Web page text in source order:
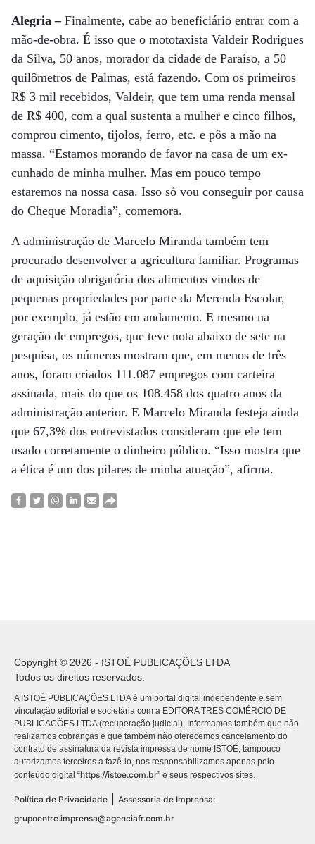
Alegria –Finalmente, cabe ao beneficiário entrar com a
mão-de-obra. É isso que o mototaxista Valdeir Rodrigues
da Silva, 50 anos, morador da cidade de Paraíso, a 50
quilômetros de Palmas, está fazendo. Com os primeiros
R$ 3 mil recebidos, Valdeir, que tem uma renda mensal
de R$ 400, com a qual sustenta a mulher e cinco filhos,
comprou cimento, tijolos, ferro, etc. e pôs a mão na
massa. “Estamos morando de favor na casa de um ex-
cunhado de minha mulher. Mas em pouco tempo
estaremos na nossa casa. Isso só vou conseguir por causa
do Cheque Moradia”, comemora.
A administração de Marcelo Miranda também tem
procurado desenvolver a agricultura familiar. Programas
de aquisição obrigatória dos alimentos vindos de
pequenas propriedades por parte da Merenda Escolar,
por exemplo, já estão em andamento. E mesmo na
geração de empregos, que teve nota abaixo de sete na
pesquisa, os números mostram que, em menos de três
anos, foram criados 111.087 empregos com carteira
assinada, mais do que os 108.458 dos quatro anos da
administração anterior. E Marcelo Miranda festeja ainda
que 67,3% dos entrevistados consideram que ele tem
usado corretamente o dinheiro público. “Isso mostra que
a ética é um dos pilares de minha atuação”, afirma.
Copyright © 2026 - ISTOÉ PUBLICAÇÕES LTDA
Todos os direitos reservados.
A ISTOÉ PUBLICAÇÕES LTDA é um portal digital independente e sem
vinculação editorial e societária com a EDITORA TRES COMÉRCIO DE
PUBLICACÕES LTDA (recuperação judicial). Informamos também que não
realizamos cobranças e que também não oferecemos cancelamento do
contrato de assinatura da revista impressa de nome ISTOÉ, tampouco
autorizamos terceiros a fazê-lo, nos responsabilizamos apenas pelo
conteúdo digital “https://istoe.com.br” e seus respectivos sites.
Política de Privacidade
Assessoria de Imprensa:
grupoentre.imprensa@agenciafr.com.br